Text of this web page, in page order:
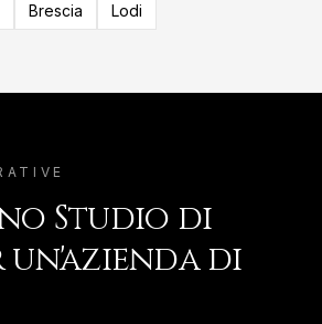
Brescia Lodi
Studio di
un'azienda di